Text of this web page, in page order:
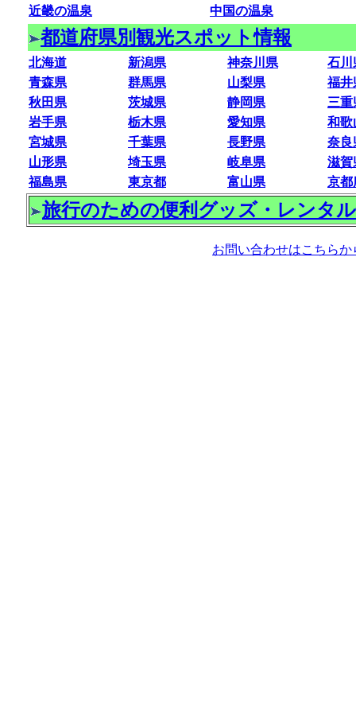
近畿の温泉
中国の温泉
都道府県別観光スポット情報
北海道 新潟県 神奈川県
石川
青森県
群馬県 山梨県
福井
秋田県
茨城県 静岡県
三重
岩手県
栃木県 愛知県
和歌
宮城県
千葉県 長野県
奈良
山形県
埼玉県 岐阜県
滋賀
福島県
東京都 富山県 京都
旅行のための便利グッズ・レンタ
お問い合わせはこちらか